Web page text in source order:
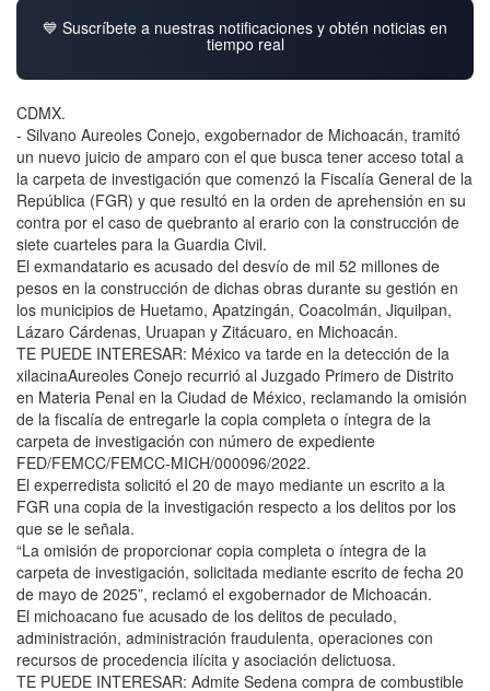
💙 Suscríbete a nuestras notificaciones y obtén noticias en
tiempo real
CDMX.
- Silvano Aureoles Conejo, exgobernador de Michoacán, tramitó
un nuevo juicio de amparo con el que busca tener acceso total a
la carpeta de investigación que comenzó la Fiscalía General de la
República (FGR) y que resultó en la orden de aprehensión en su
contra por el caso de quebranto al erario con la construcción de
siete cuarteles para la Guardia Civil.
El exmandatario es acusado del desvío de mil 52 millones de
pesos en la construcción de dichas obras durante su gestión en
los municipios de Huetamo, Apatzingán, Coacolmán, Jiquilpan,
Lázaro Cárdenas, Uruapan y Zitácuaro, en Michoacán.
TE PUEDE INTERESAR: México va tarde en la detección de la
xilacinaAureoles Conejo recurrió al Juzgado Primero de Distrito
en Materia Penal en la Ciudad de México, reclamando la omisión
de la fiscalía de entregarle la copia completa o íntegra de la
carpeta de investigación con número de expediente
FED/FEMCC/FEMCC-MICH/000096/2022.
El experredista solicitó el 20 de mayo mediante un escrito a la
FGR una copia de la investigación respecto a los delitos por los
que se le señala.
“La omisión de proporcionar copia completa o íntegra de la
carpeta de investigación, solicitada mediante escrito de fecha 20
de mayo de 2025”, reclamó el exgobernador de Michoacán.
El michoacano fue acusado de los delitos de peculado,
administración, administración fraudulenta, operaciones con
recursos de procedencia ilícita y asociación delictuosa.
TE PUEDE INTERESAR: Admite Sedena compra de combustible